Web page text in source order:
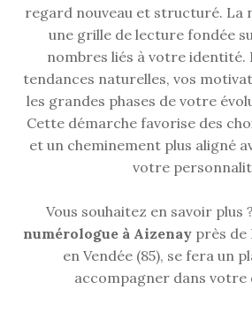
regard nouveau et structuré. La
une grille de lecture fondée
nombres liés à votre identité.
tendances naturelles, vos
les grandes phases de votre
Cette démarche favorise des
et un cheminement plus aligné
votre
Vous souhaitez en savoir plus
numérologue à Aizenayprès de
en Vendée (85), se fera un
accompagner dans votre